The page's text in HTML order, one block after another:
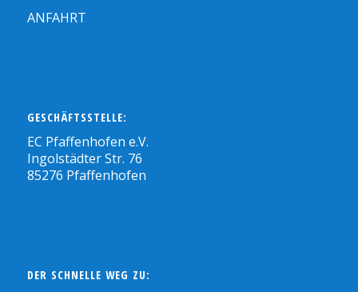
ANFAHRT
GESCHÄFTSSTELLE:
EC Pfaffenhofen e.V.
Ingolstädter Str. 76
85276 Pfaffenhofen
DER SCHNELLE WEG ZU: